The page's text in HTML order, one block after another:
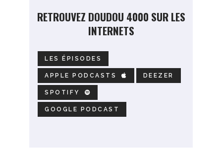
RETROUVEZ DOUDOU 4000 SUR LES
INTERNETS
LES ÉPISODES
APPLE PODCASTS DEEZER
SPOTIFY
GOOGLE PODCAST